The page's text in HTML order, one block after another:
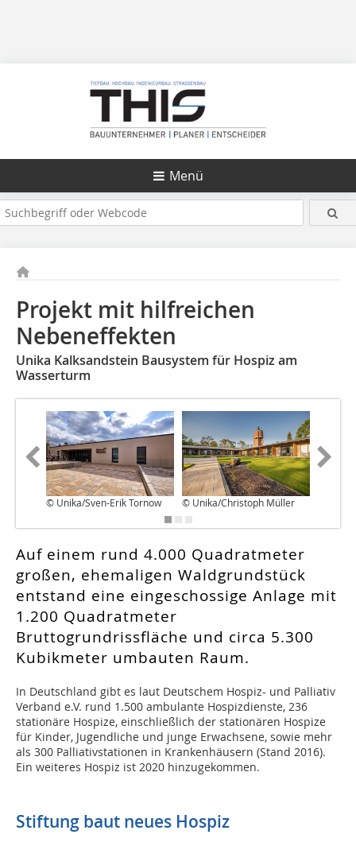
Menü
Projekt mit hilfreichen
Nebeneffekten
Unika Kalksandstein Bausystem für Hospiz am
Wasserturm
© Unika/Sven-Erik Tornow © Unika/Christoph Müller
Auf einem rund 4.000 Quadratmeter
großen, ehemaligen Waldgrundstück
entstand eine eingeschossige Anlage mit
1.200 Quadratmeter
Bruttogrundrissfläche und circa 5.300
Kubikmeter umbauten Raum.
In Deutschland gibt es laut Deutschem Hospiz- und Palliativ
Verband e.V. rund 1.500 ambulante Hospizdienste, 236
stationäre Hospize, einschließlich der stationären Hospize
für Kinder, Jugendliche und junge Erwachsene, sowie mehr
als 300 Palliativstationen in Krankenhäusern (Stand 2016).
Ein weiteres Hospiz ist 2020 hinzugekommen.
Stiftung baut neues Hospiz